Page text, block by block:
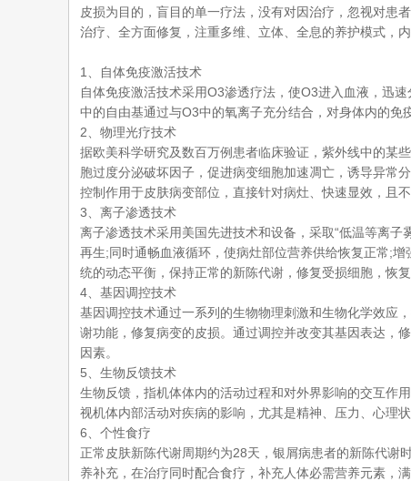
皮损为目的，盲目的单一疗法，没有对因治疗，忽视对患
治疗、全方面修复，注重多维、立体、全息的养护模式，
1、自体免疫激活技术
自体免疫激活技术采用O3渗透疗法，使O3进入血液，迅
中的自由基通过与O3中的氧离子充分结合，对身体内的免
2、物理光疗技术
据欧美科学研究及数百万例患者临床验证，紫外线中的某
胞过度分泌破坏因子，促进病变细胞加速凋亡，诱导异常
控制作用于皮肤病变部位，直接针对病灶、快速显效，且
3、离子渗透技术
离子渗透技术采用美国先进技术和设备，采取“低温等离
再生;同时通畅血液循环，使病灶部位营养供给恢复正常;
统的动态平衡，保持正常的新陈代谢，修复受损细胞，恢
4、基因调控技术
基因调控技术通过一系列的生物物理刺激和生物化学效应
谢功能，修复病变的皮损。通过调控并改变其基因表达，
因素。
5、生物反馈技术
生物反馈，指机体体内的活动过程和对外界影响的交互作
视机体内部活动对疾病的影响，尤其是精神、压力、心理
6、个性食疗
正常皮肤新陈代谢周期约为28天，银屑病患者的新陈代
养补充，在治疗同时配合食疗，补充人体必需营养元素，